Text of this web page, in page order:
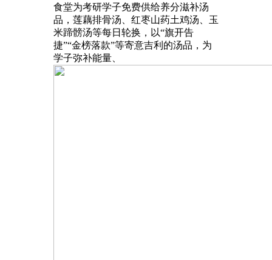
食堂为考研学子免费供给养分滋补汤
品，莲藕排骨汤、红枣山药土鸡汤、玉
米蹄髈汤等每日轮换，以“旗开告
捷”“金榜落款”等寄意吉利的汤品，为
学子弥补能量、